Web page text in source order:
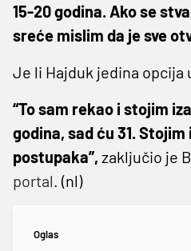
15-20 godina. Ako se
sreće mislim da je sve
Je li Hajduk jedina opcija
“To sam rekao i stojim
godina, sad ću 31.
postupaka”, zaključio je
portal . (nl)
Oglas